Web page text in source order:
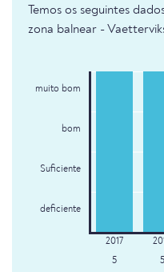
Temos os seguintes
zona balnear -
muito bom
bom
Suficiente
deficiente
5 5